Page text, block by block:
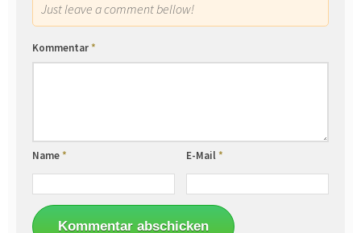
Just leave a comment bellow!
Kommentar*
Name* E-Mail*